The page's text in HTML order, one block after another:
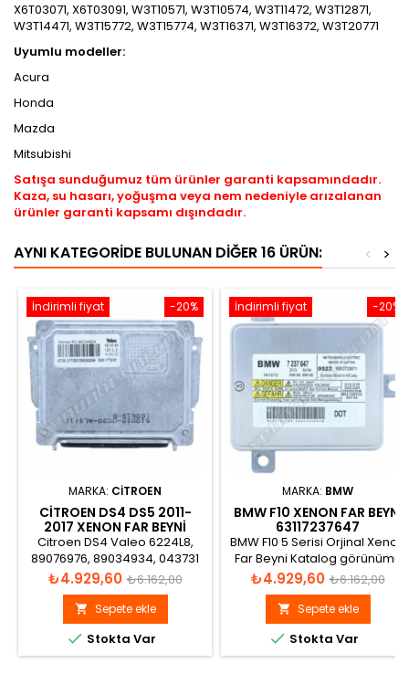
X6T03071, X6T03091, W3T10571, W3T10574, W3T11472, W3T12871,
W3T14471, W3T15772, W3T15774, W3T16371, W3T16372, W3T20771
Uyumlu modeller:
Acura
Honda
Mazda
Mitsubishi
Satışa sunduğumuz tüm ürünler garanti kapsamındadır.
Kaza, su hasarı, yoğuşma veya nem nedeniyle arızalanan
ürünler garanti kapsamı dışındadır.
AYNI KATEGORIDE BULUNAN DIĞER 16 ÜRÜN: >
<
-20%
İndirimli fiyat
MARKA: CITROEN
CITROEN DS4 DS5 2011-
2017 XENON FAR BEYNI
6224L8
Citroen DS4 Valeo 6224L8,
89076976, 89034934, 043731
Xenon Far Beyni
Fiyat
₺4.929,60 Normal
fiyat
₺6.162,00
 Sepete ekle
 Stokta Var
-20%
İndirimli fiyat
MARKA: BMW
BMW F10 XENON FAR BEYNI
63117237647
BMW F10 5 Serisi Orjinal Xenon
Far Beyni Katalog görünümü
Fiyat
₺4.929,60 Normal
fiyat
₺6.162,00
 Sepete ekle
 Stokta Var